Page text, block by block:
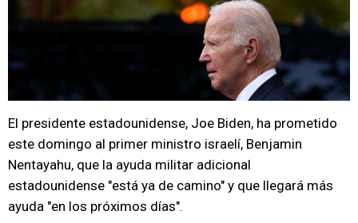
El presidente estadounidense, Joe Biden, ha prometido
este domingo al primer ministro israelí, Benjamin
Nentayahu, que la ayuda militar adicional
estadounidense "está ya de camino" y que llegará más
ayuda "en los próximos días".